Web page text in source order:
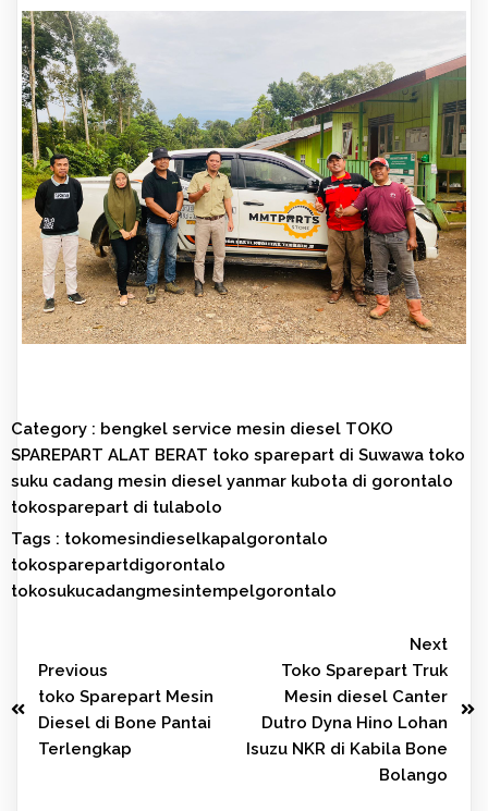
Category : bengkel service mesin diesel TOKO
SPAREPART ALAT BERAT toko sparepart di Suwawa toko
suku cadang mesin diesel yanmar kubota di gorontalo
tokosparepart di tulabolo
Tags : tokomesindieselkapalgorontalo
tokosparepartdigorontalo
tokosukucadangmesintempelgorontalo
Previous
toko Sparepart Mesin
Diesel di Bone Pantai
Terlengkap
Next
Toko Sparepart Truk
Mesin diesel Canter
Dutro Dyna Hino Lohan
Isuzu NKR di Kabila Bone
Bolango